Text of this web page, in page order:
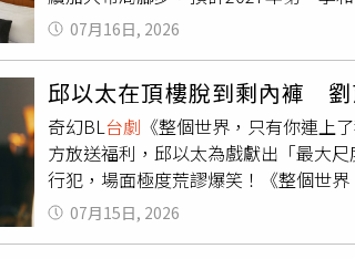
團，現實中兩人其實是大學同學，合
夫、邱勝揚（YY）、朱勻甄、徐祥
情！」為了劇情中的 KTV 橋段，他私
好，下次不要再跳了！」不過他也透
車與動作場面更是重頭戲。姚淳耀自
姚淳耀自嘲：「三、二、一要action
下，李國毅每次開車都能精準停在最
（圖／侯世駿攝）此外，蔡亘晏與黃
任。蔡亘晏透露，開拍前她就大方對
表示，捷絲旅台北中山館開幕1個月，
店而言，表現相當亮眼。而捷絲旅品
巧，但對集團營運貢獻相當重要。捷
地文化與都會魅力的住宿體驗。（圖
大特色打造，公共空間融入昭和風格與
共享辦公空間，夜晚則轉換為放鬆休
紅、白酒，早餐則提供中、西、日式
察捷絲旅台北中山館首月住房結構，
特色與便利交通優勢，深受亞洲自由
07月16日, 2026
邱以太在頂樓脫到剩內褲 劉
奇幻BL台劇 《整個世界，只有你連上
方放送福利，邱以太為戲獻出「最大
行犯，場面極度荒謬爆笑！《整個世
創）邱以太在一場為了救想跳樓的杜
笑表示：「這段實在太荒謬了，真的
07月15日, 2026